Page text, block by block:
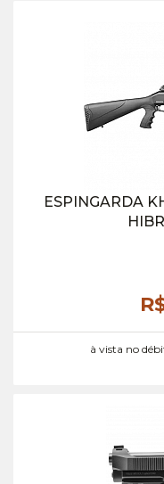
ESPINGARDA
à vista no